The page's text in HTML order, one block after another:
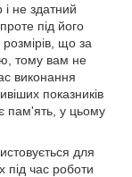
не здатний
під його
що за
тому вам не
виконання
показників
пам'ять, у цьому
для
під час роботи